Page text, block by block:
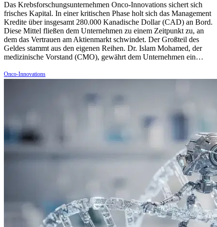
Das Krebsforschungsunternehmen Onco-Innovations sichert sich
frisches Kapital. In einer kritischen Phase holt sich das Management
Kredite über insgesamt 280.000 Kanadische Dollar (CAD) an Bord.
Diese Mittel fließen dem Unternehmen zu einem Zeitpunkt zu, an
dem das Vertrauen am Aktienmarkt schwindet. Der Großteil des
Geldes stammt aus den eigenen Reihen. Dr. Islam Mohamed, der
medizinische Vorstand (CMO), gewährt dem Unternehmen ein…
Onco-Innovations